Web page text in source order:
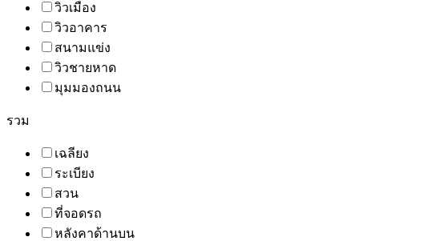
วิวเมือง
วิวอาคาร
สนามแข่ง
วิวชายหาด
มุมมองถนน
รวม
เฉลียง
ระเบียง
สวน
ที่จอดรถ
หลังคาด้านบน